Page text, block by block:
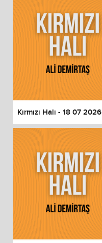
Kırmızı Halı - 18 07 2026